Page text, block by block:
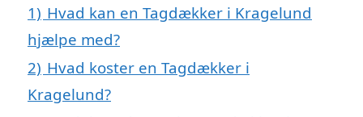
1) Hvad kan en Tagdækker i Kragelund
hjælpe med?
2) Hvad koster en Tagdækker i
Kragelund?